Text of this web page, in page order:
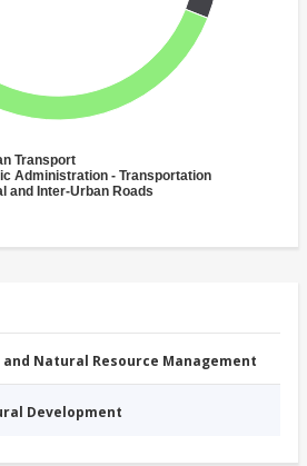
Transport
Administration - Transportation
and Inter-Urban Roads
and Natural Resource Management
Development